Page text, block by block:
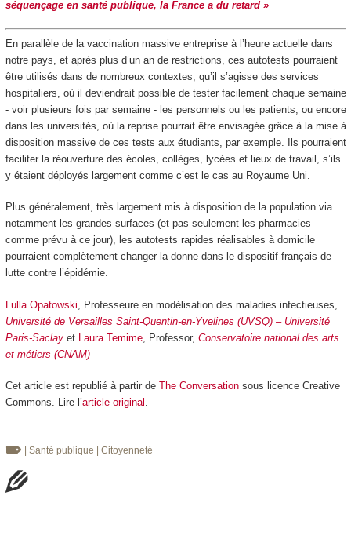
séquençage en santé publique, la France a du retard »
En parallèle de la vaccination massive entreprise à l’heure actuelle dans
notre pays, et après plus d’un an de restrictions, ces autotests pourraient
être utilisés dans de nombreux contextes, qu’il s’agisse des services
hospitaliers, où il deviendrait possible de tester facilement chaque semaine
- voir plusieurs fois par semaine - les personnels ou les patients, ou encore
dans les universités, où la reprise pourrait être envisagée grâce à la mise à
disposition massive de ces tests aux étudiants, par exemple. Ils pourraient
faciliter la réouverture des écoles, collèges, lycées et lieux de travail, s’ils
y étaient déployés largement comme c’est le cas au Royaume Uni.
Plus généralement, très largement mis à disposition de la population via
notamment les grandes surfaces (et pas seulement les pharmacies
comme prévu à ce jour), les autotests rapides réalisables à domicile
pourraient complètement changer la donne dans le dispositif français de
lutte contre l’épidémie.
Lulla Opatowski , Professeure en modélisation des maladies infectieuses,
Université de Versailles Saint-Quentin-en-Yvelines (UVSQ) – Université
Paris-Saclay et Laura Temime, Professor, Conservatoire national des arts
et métiers (CNAM)
Cet article est republié à partir de The Conversationsous licence Creative
Commons. Lire l’article original .
| Santé publique | Citoyenneté